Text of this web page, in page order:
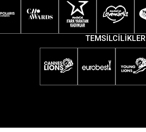
TEMSİLCİLİKLER